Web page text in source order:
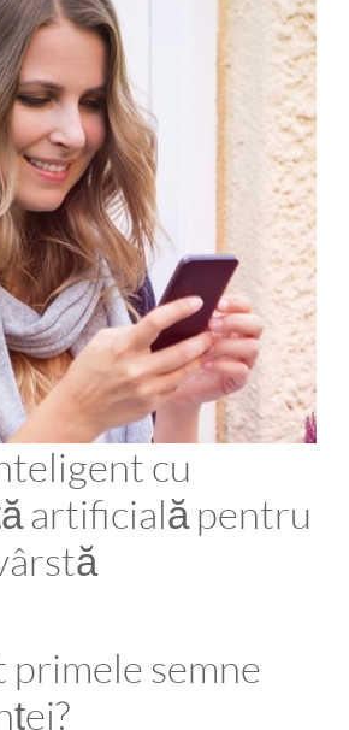
cu
artificială pentru
primele semne